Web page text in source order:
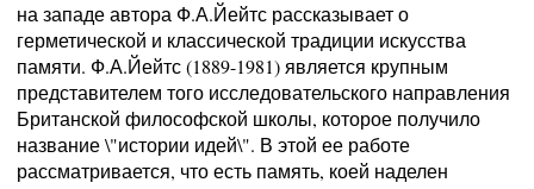
на западе автора Ф.А.Йейтс рассказывает о
герметической и классической традиции искусства
памяти. Ф.А.Йейтс (1889-1981) является крупным
представителем того исследовательского направления
Британской философской школы, которое получило
название \"истории идей\". В этой ее работе
рассматривается, что есть память, коей наделен